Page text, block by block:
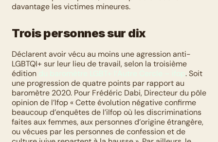
davantage les victimes mineures.
Trois personnes sur dix
Déclarent avoir vécu au moins une agression anti-
LGBTQI+ sur leur lieu de travail, selon la troisième
édition
. Soit
une progression de quatre points par rapport au
baromètre 2020. Pour Frédéric Dabi, Directeur du pôle
opinion de l’Ifop « Cette évolution négative confirme
beaucoup d’enquêtes de l’iIfop où les discriminations
faites aux femmes, aux personnes d’origine étrangère,
ou vécues par les personnes de confession et de